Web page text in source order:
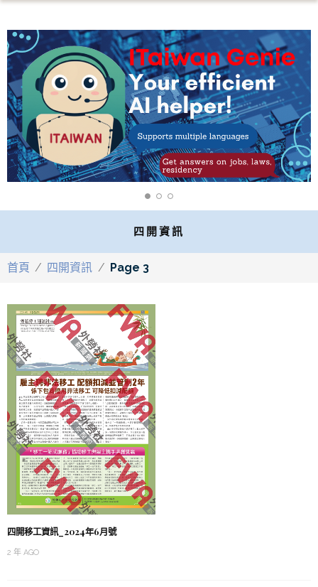
四開資訊
首頁 / 四開資訊 / Page 3
四開移工資訊_2024年6月號
2 年 AGO